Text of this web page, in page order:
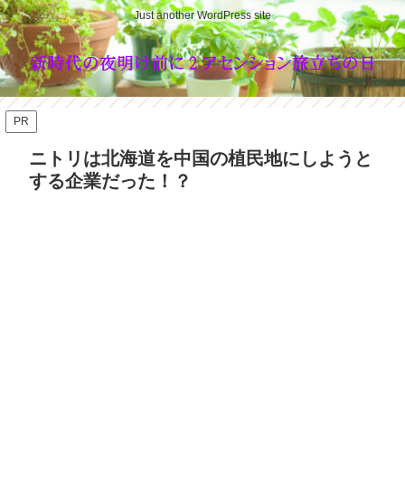
Just another WordPress site
PR
ニトリは北海道を中国の植民地にしようと
する企業だった！？